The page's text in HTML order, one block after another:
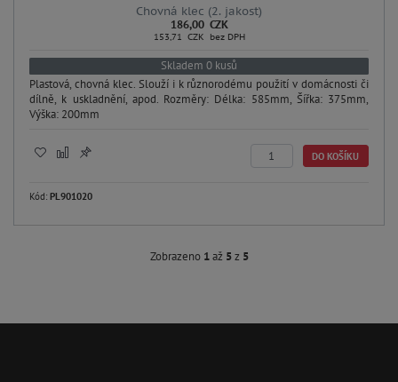
Chovná klec (2. jakost)
186,00 CZK
153,71 CZK bez DPH
Skladem 0 kusů
Plastová, chovná klec. Slouží i k různorodému použití v domácnosti či
dílně, k uskladnění, apod. Rozměry: Délka: 585mm, Šířka: 375mm,
Výška: 200mm
DO KOŠÍKU
Kód: PL901020
Zobrazeno 1až 5z 5